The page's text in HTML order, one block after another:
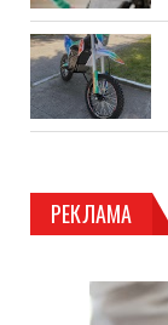
РЕКЛАМА